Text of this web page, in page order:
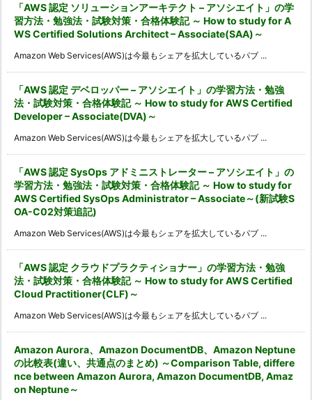
「AWS 認定 ソリューションアーキテクト – アソシエイト」の学
習方法・勉強法・試験対策・合格体験記 ～ How to study for A
WS Certified Solutions Architect – Associate(SAA)～
Amazon Web Services(AWS)は今最もシェアを拡大しているパブ ...
「AWS 認定 デベロッパー – アソシエイト」の学習方法・勉強
法・試験対策・合格体験記 ～ How to study for AWS Certified
Developer – Associate(DVA)～
Amazon Web Services(AWS)は今最もシェアを拡大しているパブ ...
「AWS 認定 SysOps アドミニストレーター – アソシエイト」の
学習方法・勉強法・試験対策・合格体験記 ～ How to study for
AWS Certified SysOps Administrator – Associate～(新試験S
OA-C02対策追記)
Amazon Web Services(AWS)は今最もシェアを拡大しているパブ ...
「AWS 認定 クラウドプラクティショナー」の学習方法・勉強
法・試験対策・合格体験記 ～ How to study for AWS Certified
Cloud Practitioner(CLF)～
Amazon Web Services(AWS)は今最もシェアを拡大しているパブ ...
Amazon Aurora、Amazon DocumentDB、Amazon Neptune
の比較表(違い、共通点のまとめ) ～Comparison Table, differe
nce between Amazon Aurora, Amazon DocumentDB, Amaz
on Neptune～